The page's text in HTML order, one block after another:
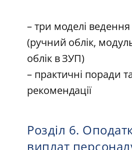
– три моделі ведення
(ручний облік,
облік в ЗУП)
– практичні поради
рекомендації
Розділ 6.
виплат